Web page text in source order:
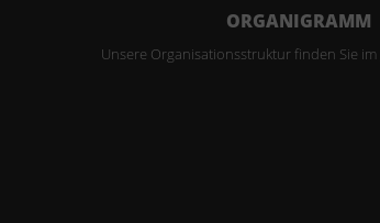
ORGANIGRAMM
Unsere Organisationsstruktur finden Sie im